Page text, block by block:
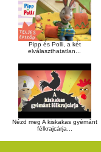
Pipp és Polli, a két
elválaszthatatlan...
Nézd meg A kiskakas gyémánt
félkrajcárja...